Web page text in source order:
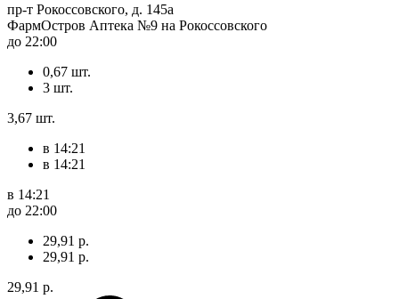
пр-т Рокоссовского, д. 145а
ФармОстров Аптека №9 на Рокоссовского
до 22:00
0,67 шт.
3 шт.
3,67 шт.
в 14:21
в 14:21
в 14:21
до 22:00
29,91 р.
29,91 р.
29,91 р.